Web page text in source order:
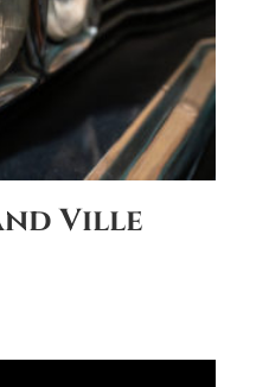
Ville